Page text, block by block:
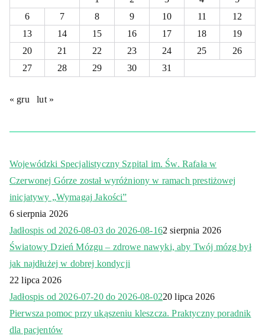
6
7 8 9 10 11
12
13
14 15 16 17 18
19
20
21 22 23 24 25
26
27
28 29 30 31
« gru lut »
Wojewódzki Specjalistyczny Szpital im. Św. Rafała w
Czerwonej Górze został wyróżniony w ramach prestiżowej
inicjatywy „Wymagaj Jakości”
6 sierpnia 2026
Jadłospis od 2026-08-03 do 2026-08-162 sierpnia 2026
Światowy Dzień Mózgu – zdrowe nawyki, aby Twój mózg był
jak najdłużej w dobrej kondycji
22 lipca 2026
Jadłospis od 2026-07-20 do 2026-08-0220 lipca 2026
Pierwsza pomoc przy ukąszeniu kleszcza. Praktyczny poradnik
dla pacjentów